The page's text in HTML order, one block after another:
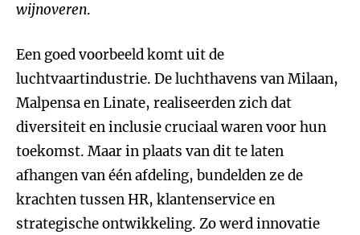
wijnoveren.
Een goed voorbeeld komt uit de
luchtvaartindustrie. De luchthavens van Milaan,
Malpensa en Linate, realiseerden zich dat
diversiteit en inclusie cruciaal waren voor hun
toekomst. Maar in plaats van dit te laten
afhangen van één afdeling, bundelden ze de
krachten tussen HR, klantenservice en
strategische ontwikkeling. Zo werd innovatie